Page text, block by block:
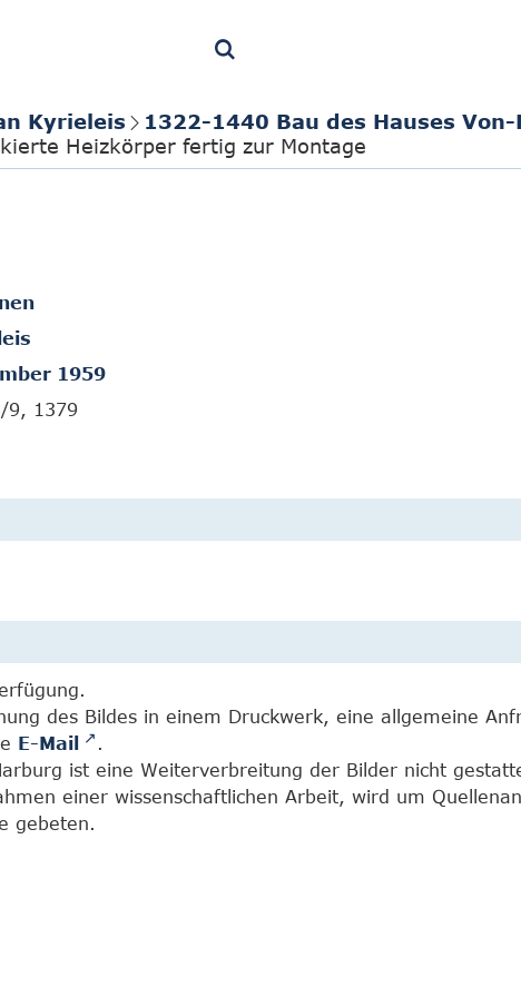
Kyrieleis
1322-1440 Bau des Hauses
Heizkörper fertig zur Montage
1959
9, 1379
des Bildes in einem Druckwerk, eine allgemeine
E-Mail
.
ist eine Weiterverbreitung der Bilder nicht
einer wissenschaftlichen Arbeit, wird um
gebeten.